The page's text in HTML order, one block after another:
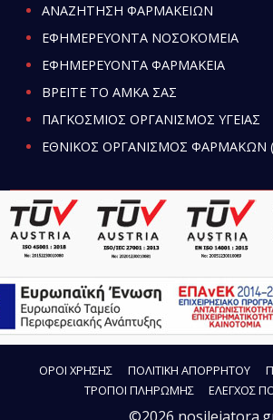
ΑΝΑΖΗΤΗΣΗ ΦΑΡΜΑΚΕΙΩΝ
ΕΦΗΜΕΡΕΥΟΝΤΑ ΝΟΣΟΚΟΜΕΙΑ
ΕΦΗΜΕΡΕΥΟΝΤΑ ΦΑΡΜΑΚΕΙΑ
ΒΡΕΙΤΕ ΤΟ ΑΜΚΑ ΣΑΣ
ΠΑΓΚΟΣΜΙΟΣ ΟΡΓΑΝΙΣΜΟΣ ΥΓΕΙΑΣ
ΕΘΝΙΚΟΣ ΟΡΓΑΝΙΣΜΟΣ ΦΑΡΜΑΚΩΝ
ΟΡΟΙ ΧΡΗΣΗΣ ΠΟΛΙΤΙΚΗ ΑΠΟΡΡΗΤΟΥ
ΤΡΟΠΟΙ ΠΛΗΡΩΜΗΣ
ΕΛΕΓΧΟΣ